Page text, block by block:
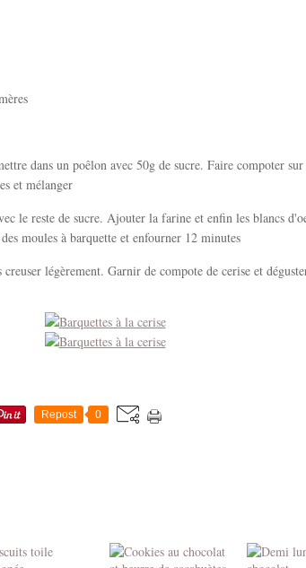
dans un poêlon avec 50g de sucre. Faire compoter
et mélanger
le reste de sucre. Ajouter la farine et enfin les blancs
moules à barquette et enfourner 12 minutes
légèrement. Garnir de compote de cerise et
Repost 0